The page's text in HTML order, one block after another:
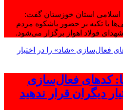
اسلامی استان خوزستان گفت:
با تکیه بر حضور باشکوه مردم
فولاد اهواز برگزار می‌شود.
کدهای فعال‌سازی
دیگران قرار ندهید